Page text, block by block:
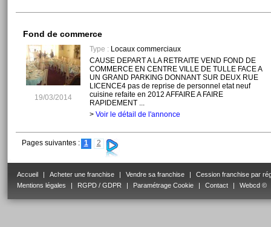
Fond de commerce
19/03/2014
Type :Locaux commerciaux
CAUSE DEPART A LA RETRAITE VEND FOND DE
COMMERCE EN CENTRE VILLE DE TULLE FACE A
UN GRAND PARKING DONNANT SUR DEUX RUE
LICENCE4 pas de reprise de personnel etat neuf
cuisine refaite en 2012 AFFAIRE A FAIRE
RAPIDEMENT ...
> Voir le détail de l'annonce
Pages suivantes : 1 2
Accueil Acheter une franchise Vendre sa franchise
Cession franchise par
Mentions légales
RGPD / GDPR Paramétrage Cookie Contact Webcd ©